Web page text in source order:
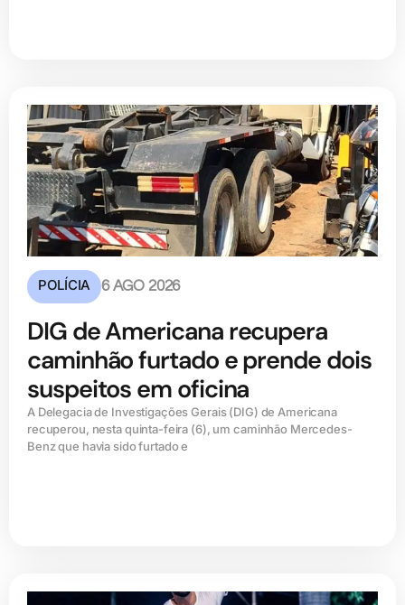
POLÍCIA 6 AGO 2026
DIG de Americana recupera
caminhão furtado e prende dois
suspeitos em oficina
A Delegacia de Investigações Gerais (DIG) de Americana
recuperou, nesta quinta-feira (6), um caminhão Mercedes-
Benz que havia sido furtado e